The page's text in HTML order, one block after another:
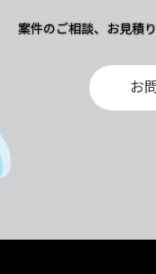
案件のご相談、お見積
お